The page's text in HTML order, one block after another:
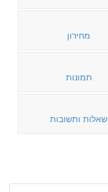
מחירון
תמונות
שאלות ותשובות